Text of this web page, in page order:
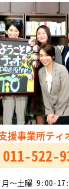
援事業所ティ
011-522-
月～土曜 9:00-